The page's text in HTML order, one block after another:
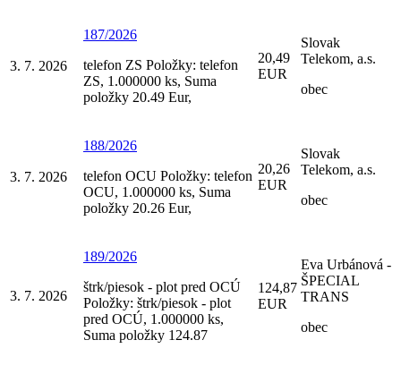
3. 7. 2026
187/2026
telefon ZS Položky: telefon
ZS, 1.000000 ks, Suma
položky 20.49 Eur,
20,49
EUR
Slovak
Telekom, a.s.
obec
3. 7. 2026
188/2026
telefon OCU Položky: telefon
OCU, 1.000000 ks, Suma
položky 20.26 Eur,
20,26
EUR
Slovak
Telekom, a.s.
obec
3. 7. 2026
189/2026
štrk/piesok - plot pred OCÚ
Položky: štrk/piesok - plot
pred OCÚ, 1.000000 ks,
Suma položky 124.87
124,87
EUR
Eva Urbánová -
ŠPECIAL
TRANS
obec